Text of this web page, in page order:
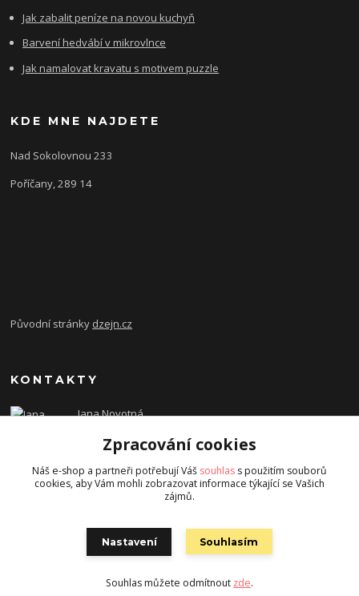
Jak zabalit peníze na novou kuchyň
Barvení hedvábí v mikrovlnce
Jak namalovat kravatu s motivem puzzle
KDE MNE NAJDETE
Nad Sokolovnou 233
Poříčany, 289 14
Původní stránky dzejn.cz
KONTAKTY
Jana Novotná
dzejn.n@email.cz
Vytvořeno na Eshop-rychle.cz
Zpracování cookies
Náš e-shop a partneři potřebují Váš souhlas s použitím souborů
cookies, aby Vám mohli zobrazovat informace týkající se Vašich
zájmů.
Nastavení Souhlasím
Souhlas můžete odmítnout zde.